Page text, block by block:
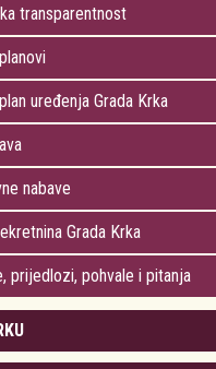
transparentnost
uređenja Grada Krka
nabave
Grada Krka
prijedlozi, pohvale i pitanja